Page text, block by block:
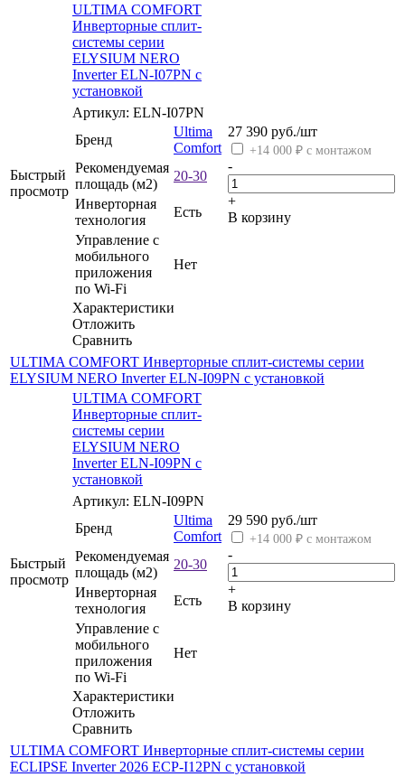
Быстрый
просмотр
ULTIMA COMFORT
Инверторные сплит-
системы серии
ELYSIUM NERO
Inverter ELN-I07PN с
установкой
Артикул: ELN-I07PN
Бренд
Ultima
Comfort
Рекомендуемая
площадь (м2)
20-30
Инверторная
технология
Есть
Управление c
мобильного
приложения
по Wi-Fi
Нет
Характеристики
Отложить
Сравнить
27 390 руб./шт
+14 000 ₽ с монтажом
-
+
В корзину
ULTIMA COMFORT Инверторные сплит-системы серии
ELYSIUM NERO Inverter ELN-I09PN с установкой
Быстрый
просмотр
ULTIMA COMFORT
Инверторные сплит-
системы серии
ELYSIUM NERO
Inverter ELN-I09PN с
установкой
Артикул: ELN-I09PN
Бренд
Ultima
Comfort
Рекомендуемая
площадь (м2)
20-30
Инверторная
технология
Есть
Управление c
мобильного
приложения
по Wi-Fi
Нет
Характеристики
Отложить
Сравнить
29 590 руб./шт
+14 000 ₽ с монтажом
-
+
В корзину
ULTIMA COMFORT Инверторные сплит-системы серии
ECLIPSE Inverter 2026 ECP-I12PN с установкой